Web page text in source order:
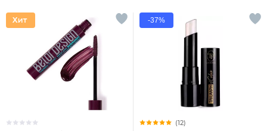
-37%
(12)